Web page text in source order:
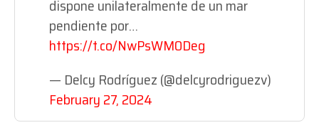
dispone unilateralmente de un mar
pendiente por…
https://t.co/NwPsWM0Deg
— Delcy Rodríguez (@delcyrodriguezv)
February 27, 2024